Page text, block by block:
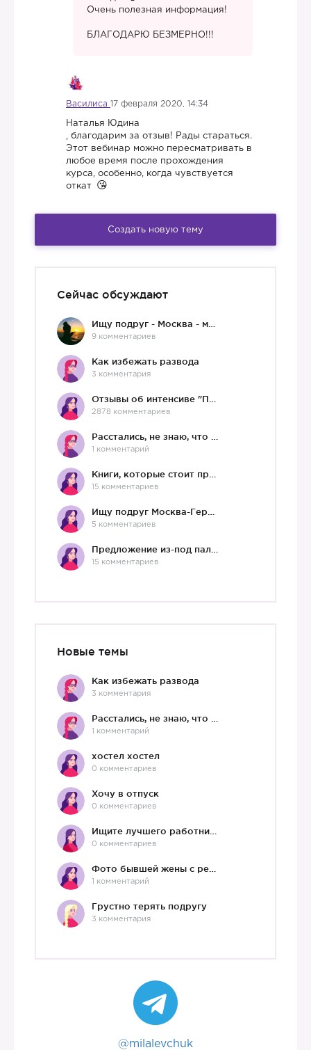
Очень полезная информация!
БЛАГОДАРЮ БЕЗМЕРНО!!!
Василиса 17 февраля 2020, 14:34
Наталья Юдина
, благодарим за отзыв! Рады стараться.
Этот вебинар можно пересматривать в
любое время после прохождения
курса, особенно, когда чувствуется
откат
Создать новую тему
Сейчас обсуждают
9 комментариев
Как избежать развода
3 комментария
2878 комментариев
1 комментарий
15 комментариев
5 комментариев
15 комментариев
Новые темы
Как избежать развода
3 комментария
1 комментарий
хостел хостел
0 комментариев
Хочу в отпуск
0 комментариев
0 комментариев
1 комментарий
Грустно терять подругу
3 комментария
@milalevchuk